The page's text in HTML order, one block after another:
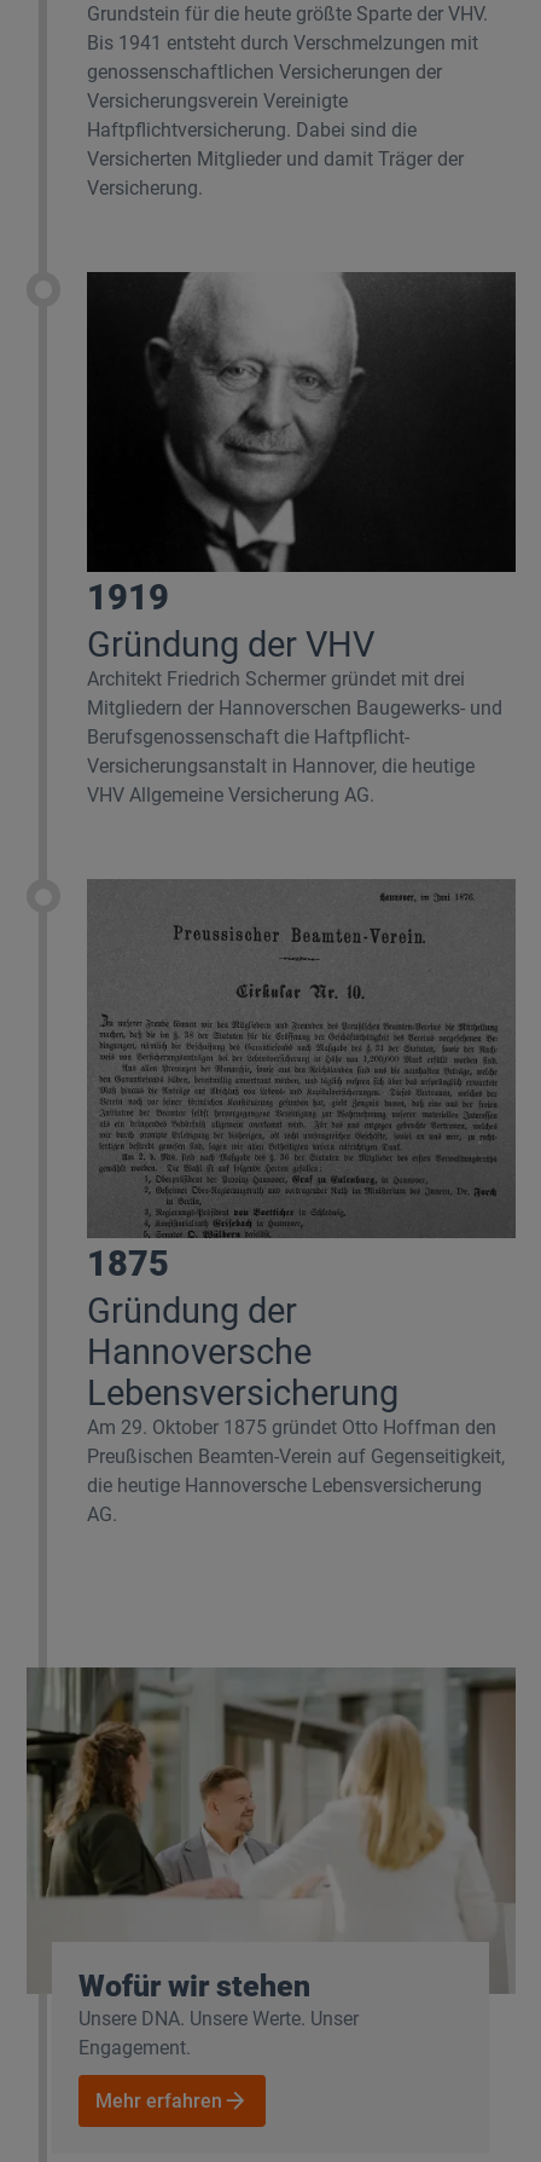
Grundstein für die heute größte Sparte der VHV.
Bis 1941 entsteht durch Verschmelzungen mit
genossenschaftlichen Versicherungen der
Versicherungsverein Vereinigte
Haftpflichtversicherung. Dabei sind die
Versicherten Mitglieder und damit Träger der
Versicherung.
1919
Gründung der VHV
Architekt Friedrich Schermer gründet mit drei
Mitgliedern der Hannoverschen Baugewerks- und
Berufsgenossenschaft die Haftpflicht-
Versicherungsanstalt in Hannover, die heutige
VHV Allgemeine Versicherung AG.
1875
Gründung der
Hannoversche
Lebensversicherung
Am 29. Oktober 1875 gründet Otto Hoffman den
Preußischen Beamten-Verein auf Gegenseitigkeit,
die heutige Hannoversche Lebensversicherung
AG.
Wofür wir stehen
Unsere DNA. Unsere Werte. Unser
Engagement.
Mehr erfahren
Mehr erfahren